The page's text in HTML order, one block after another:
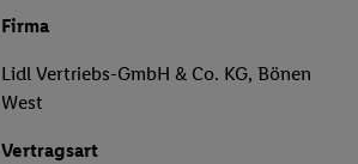
Firma
Lidl Vertriebs-GmbH & Co. KG, Bönen
West
Vertragsart